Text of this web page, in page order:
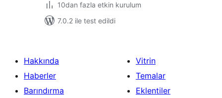
10dan fazla etkin kurulum
7.0.2 ile test edildi
Hakkında
Haberler
Barındırma
Vitrin
Temalar
Eklentiler